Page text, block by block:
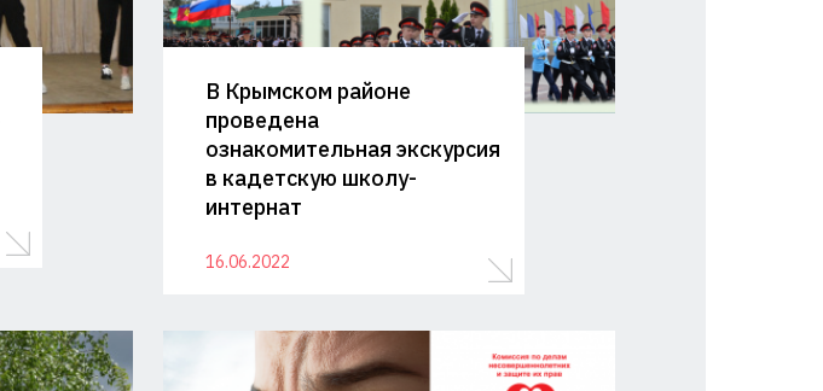
В Крымском районе
проведена
ознакомительная экскурсия
в кадетскую школу-
интернат
16.06.2022